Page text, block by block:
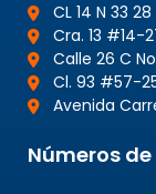
CL 14 N 33
Cra. 13 #14-
Calle 26 C
Cl. 93 #57-
Avenida
Números